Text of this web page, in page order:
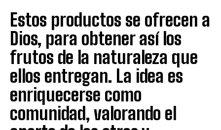
Estos productos se ofrecen a
Dios, para obtener así los
frutos de la naturaleza que
ellos entregan. La idea es
enriquecerse como
comunidad, valorando el